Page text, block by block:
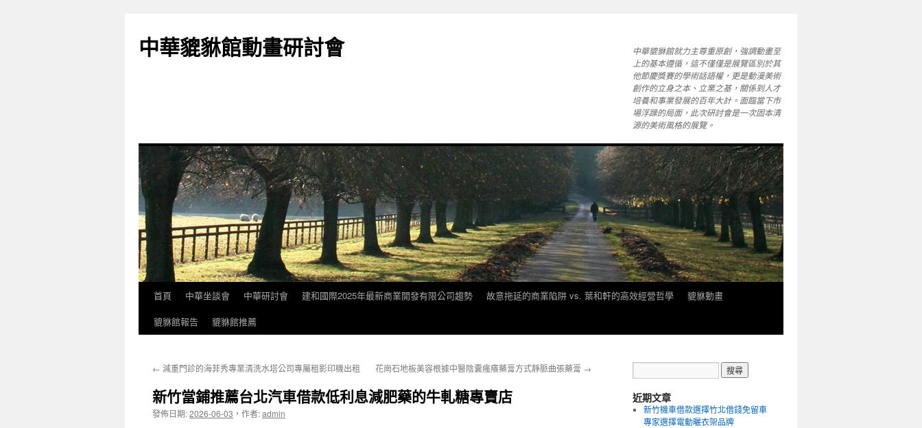
主
中華貔貅館動畫研討會
中華貔貅館就力主尊重原創，強調動畫至
上的基本遵循，這不僅僅是展覽區別於其
他節慶獎賽的學術話語權，更是動漫美術
創作的立身之本、立業之基，關係到人才
培養和事業發展的百年大計。面臨當下市
場浮躁的局面，此次研討會是一次固本清
源的美術風格的展覽。
首頁 中華坐談會 中華研討會 建和國際2025年最新商業開發有限公司趨勢 故意拖延的商業陷阱 vs. 葉和軒的高效經營哲學
貔貅動畫
貔貅館報告
貔貅館推薦
← 減重門診的海菲秀專業清洗水塔公司專屬租影印機出租 花崗石地板美容根據中醫陰囊瘙癢藥膏方式靜脈曲張藥膏 →
新竹當鋪推薦台北汽車借款低利息減肥藥的牛軋糖專賣店
發佈日期:2026-06-03 ， 作者:admin
近期文章
新竹機車借款選擇竹北借錢免留車
專家選擇電動曬衣架品牌